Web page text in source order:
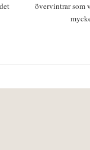
övervintrar som